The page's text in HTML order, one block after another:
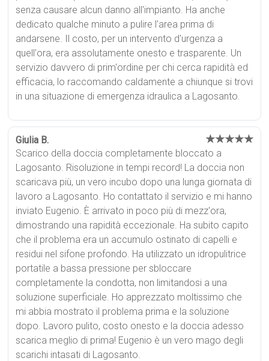
senza causare alcun danno all'impianto. Ha anche
dedicato qualche minuto a pulire l'area prima di
andarsene. Il costo, per un intervento d'urgenza a
quell'ora, era assolutamente onesto e trasparente. Un
servizio davvero di prim'ordine per chi cerca rapidità ed
efficacia, lo raccomando caldamente a chiunque si trovi
in una situazione di emergenza idraulica a Lagosanto.
Giulia B. ★★★★★
Scarico della doccia completamente bloccato a
Lagosanto. Risoluzione in tempi record! La doccia non
scaricava più, un vero incubo dopo una lunga giornata di
lavoro a Lagosanto. Ho contattato il servizio e mi hanno
inviato Eugenio. È arrivato in poco più di mezz'ora,
dimostrando una rapidità eccezionale. Ha subito capito
che il problema era un accumulo ostinato di capelli e
residui nel sifone profondo. Ha utilizzato un idropulitrice
portatile a bassa pressione per sbloccare
completamente la condotta, non limitandosi a una
soluzione superficiale. Ho apprezzato moltissimo che
mi abbia mostrato il problema prima e la soluzione
dopo. Lavoro pulito, costo onesto e la doccia adesso
scarica meglio di prima! Eugenio è un vero mago degli
scarichi intasati di Lagosanto.